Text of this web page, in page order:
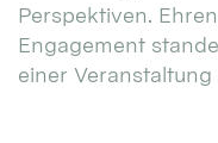
Perspektiven.
Engagement
einer